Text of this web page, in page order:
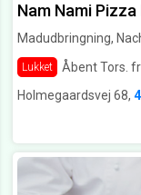
Nam Nami
Madudbringning,
Lukket
Åbent Tors.
Holmegaardsvej 68,